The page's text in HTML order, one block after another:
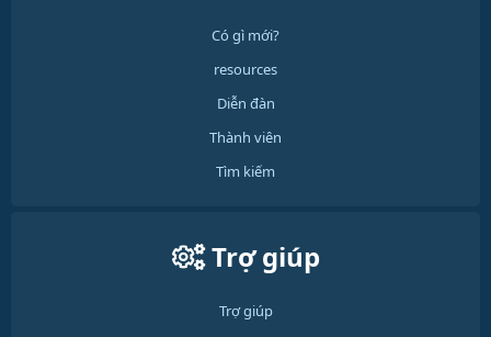
Có gì mới?
resources
Diễn đàn
Thành viên
Tìm kiếm
Trợ giúp
Trợ giúp